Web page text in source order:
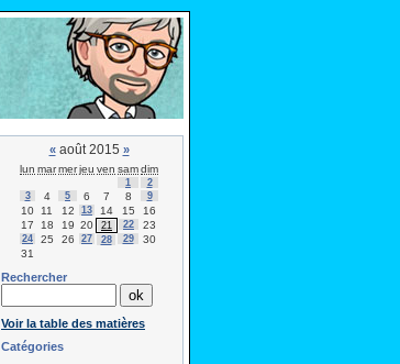
«août 2015 »
lun marmerjeu ven samdim
1
2
3
4 5 6 7 8 9
10 11 12 13 14 15
16
17
18 19 20 21 22 23
24 25 26 27 28 29
30
31
Rechercher
Voir la table des matières
Catégories